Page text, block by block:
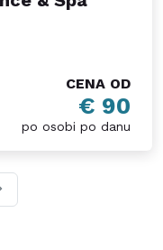
CENA OD
€ 90
po osobi po danu